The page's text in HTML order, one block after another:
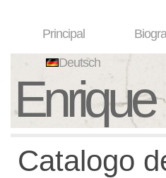
Principal
Deutsch
Catalogo